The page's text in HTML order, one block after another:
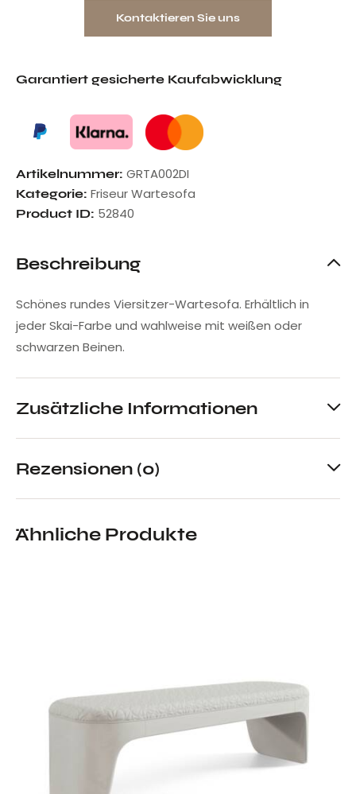
Kontaktieren Sie uns
Garantiert gesicherte Kaufabwicklung
Artikelnummer: GRTA002DI
Kategorie: Friseur Wartesofa
Product ID: 52840
Beschreibung
Schönes rundes Viersitzer-Wartesofa. Erhältlich in
jeder Skai-Farbe und wahlweise mit weißen oder
schwarzen Beinen.
Zusätzliche Informationen
Rezensionen (0)
Ähnliche Produkte